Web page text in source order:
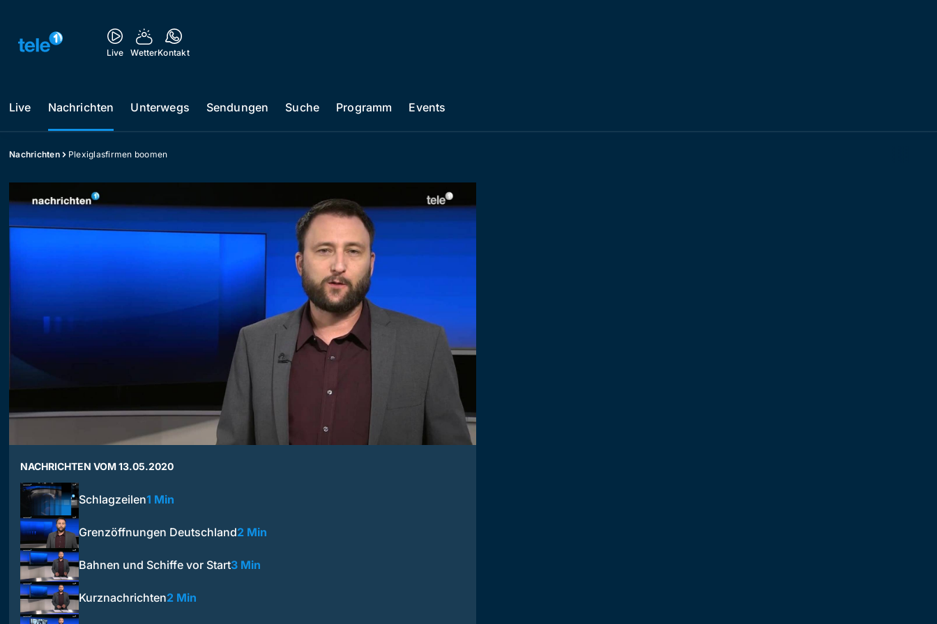
Live WetterKontakt
Live Nachrichten Unterwegs Sendungen Suche Programm Events
Nachrichten Plexiglasfirmen boomen
NACHRICHTEN VOM 13.05.2020
Schlagzeilen1 Min
Grenzöffnungen Deutschland2 Min
Bahnen und Schiffe vor Start3 Min
Kurznachrichten2 Min